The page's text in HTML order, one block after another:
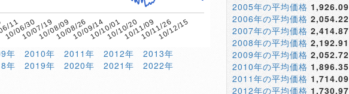
11
10/06/3010/07/1910/08/0910/08/2610/09/1410/10/0110/10/2010/11/0910/11/2610/12/15
年 2010年 2011年 2012年
2013年
年 2019年 2020年 2021年
2022年
2005年の平均価格 1,926.09
2006年の平均価格 2,054.22
2007年の平均価格 2,414.87
2008年の平均価格 2,192.91
2009年の平均価格 2,052.72
2010年の平均価格 1,896.35
2011年の平均価格 1,714.09
2012年の平均価格 1,730.97